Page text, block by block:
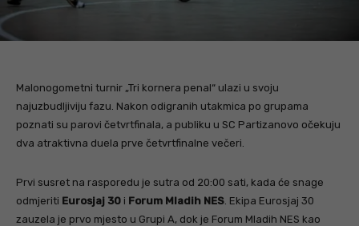
Malonogometni turnir „Tri kornera penal“ ulazi u svoju
najuzbudljiviju fazu. Nakon odigranih utakmica po grupama
poznati su parovi četvrtfinala, a publiku u SC Partizanovo očekuju
dva atraktivna duela prve četvrtfinalne večeri.
Prvi susret na rasporedu je sutra od 20:00 sati, kada će snage
odmjeriti Eurosjaj 30 i Forum Mladih NES . Ekipa Eurosjaj 30
zauzela je prvo mjesto u Grupi A, dok je Forum Mladih NES kao